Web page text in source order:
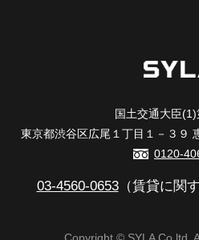
国土交通大臣
東京都渋谷区広尾１丁目１－３９
0120-
03-4560-0653（賃貸に関